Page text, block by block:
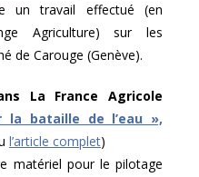
un travail effectué (en
Agriculture) sur les
de Carouge (Genève).
La France Agricole
la bataille de l’eau »,
l’article complet)
matériel pour le pilotage